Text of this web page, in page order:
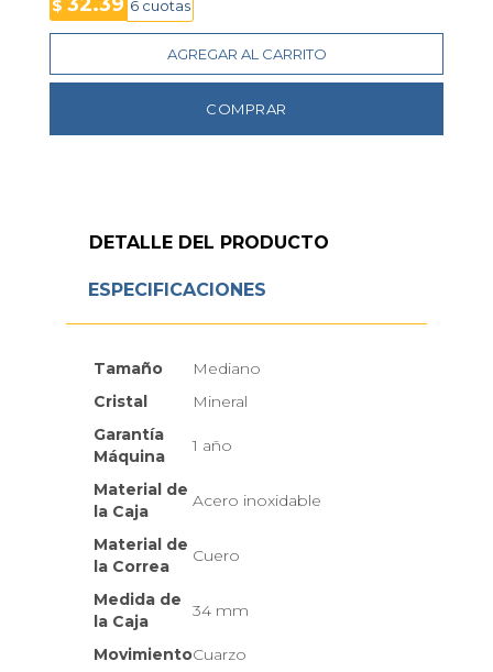
$ 6 cuotas
AGREGAR AL CARRITO
COMPRAR
DETALLE DEL PRODUCTO
ESPECIFICACIONES
Tamaño
Mediano
Cristal
Mineral
Garantía
Máquina
1 año
Material de
la Caja
Acero inoxidable
Material de
la Correa
Cuero
Medida de
la Caja
34 mm
MovimientoCuarzo